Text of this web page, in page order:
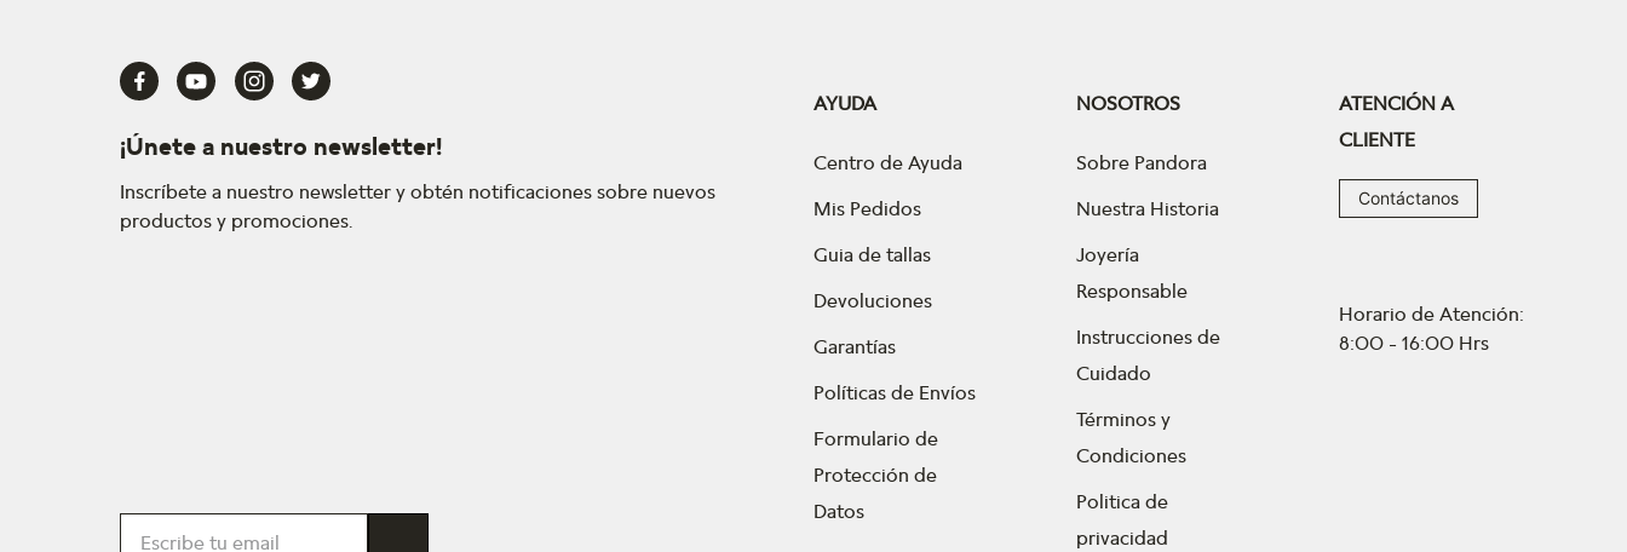
¡Únete a nuestro newsletter!
Inscríbete a nuestro newsletter y obtén notificaciones sobre nuevos
productos y promociones.
AYUDA
Centro de Ayuda
Mis Pedidos
Guia de tallas
Devoluciones
Garantías
Políticas de Envíos
Formulario de
Protección de
Datos
NOSOTROS
Sobre Pandora
Nuestra Historia
Joyería
Responsable
Instrucciones de
Cuidado
Términos y
Condiciones
Politica de
privacidad
ATENCIÓN A
CLIENTE
Contáctanos
Horario de Atención:
8:00 - 16:00 Hrs